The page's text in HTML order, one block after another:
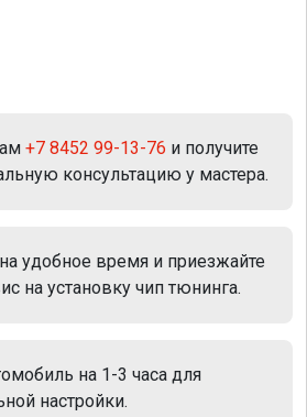
+7 8452 99-13-76 и получите
консультацию у мастера.
удобное время и приезжайте
на установку чип тюнинга.
на 1-3 часа для
настройки.